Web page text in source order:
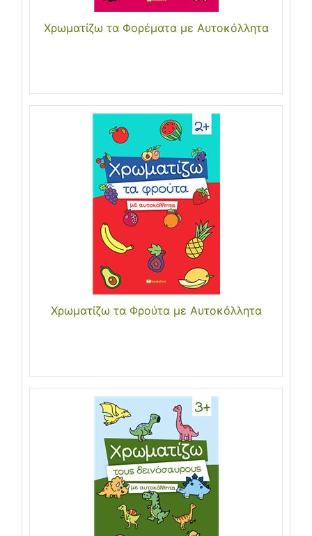
Χρωματίζω τα Φορέματα με Αυτοκόλλητα
Χρωματίζω τα Φρούτα με Αυτοκόλλητα